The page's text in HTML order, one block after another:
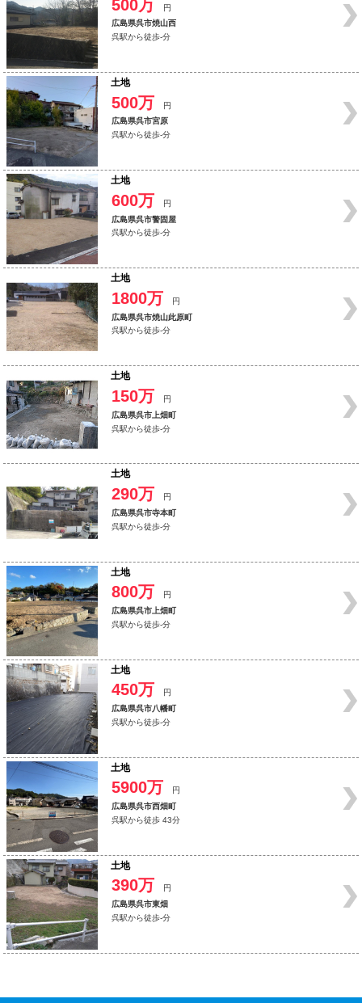
500万
円
広島県呉市焼山西
呉駅から徒歩-分
土地
500万
円
広島県呉市宮原
呉駅から徒歩-分
土地
600万
円
広島県呉市警固屋
呉駅から徒歩-分
土地
1800万
円
広島県呉市焼山此原町
呉駅から徒歩-分
土地
150万
円
広島県呉市上畑町
呉駅から徒歩-分
土地
290万
円
広島県呉市寺本町
呉駅から徒歩-分
土地
800万
円
広島県呉市上畑町
呉駅から徒歩-分
土地
450万
円
広島県呉市八幡町
呉駅から徒歩-分
土地
5900万
円
広島県呉市西畑町
呉駅から徒歩 43分
土地
390万
円
広島県呉市東畑
呉駅から徒歩-分